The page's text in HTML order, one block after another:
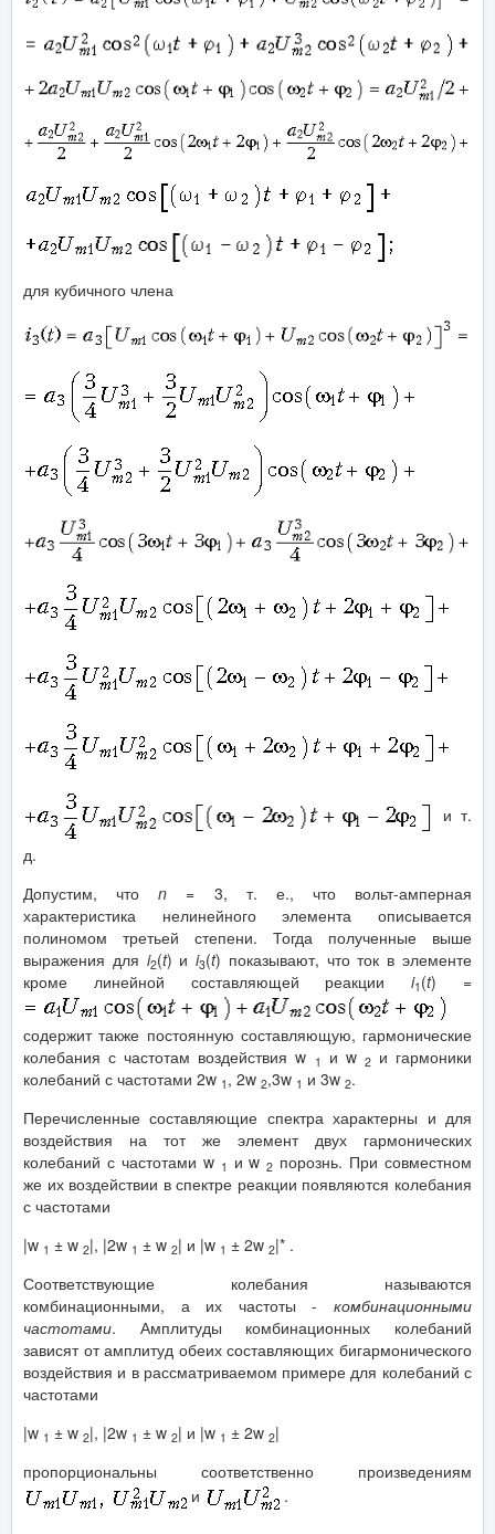
для кубичного члена
и т.
д.
Допустим, чтоn = 3, т. е., что вольт-амперная
характеристика нелинейного элемента описывается
полиномом третьей степени. Тогда полученные выше
выражения для i2(t) иi3(t) показывают, что ток в элементе
кроме линейной составляющей реакцииi1 (t) =
содержит также постоянную составляющую, гармонические
колебания с частотам воздействия w 1 и w 2и гармоники
колебаний с частотами 2w 1 , 2w 2,3w 1 и 3w 2.
Перечисленные составляющие спектра характерны и для
воздействия на тот же элемент двух гармонических
колебаний с частотами w 1 и w2 порознь. При совместном
же их воздействии в спектре реакции появляются колебания
с частотами
|w 1 ± w 2|, |2w 1 ± w 2| и |w 1 ± 2w 2|* .
Соответствующие колебания называются
комбинационными, а их частоты - комбинационными
частотами. Амплитуды комбинационных колебаний
зависят от амплитуд обеих составляющих бигармонического
воздействия и в рассматриваемом примере для колебаний с
частотами
|w 1 ± w 2|, |2w 1 ± w 2| и |w 1 ± 2w 2|
пропорциональны соответственно произведениям
и
.